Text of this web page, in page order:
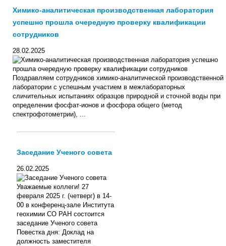
Химико-аналитическая производственная лаборатория
успешно прошла очередную проверку квалификации
сотрудников
28.02.2025
Поздравляем сотрудников химико-аналитической производственной
лаборатории с успешным участием в межлабораторных
сличительных испытаниях образцов природной и сточной воды при
определении фосфат-ионов и фосфора общего (метод
спектрофотометрии), ...
Заседание Ученого совета
26.02.2025
Уважаемые коллеги! 27
февраля 2025 г. (четверг) в 14-
00 в конференц-зале Института
геохимии СО РАН состоится
заседание Ученого совета
Повестка дня: Доклад на
должность заместителя